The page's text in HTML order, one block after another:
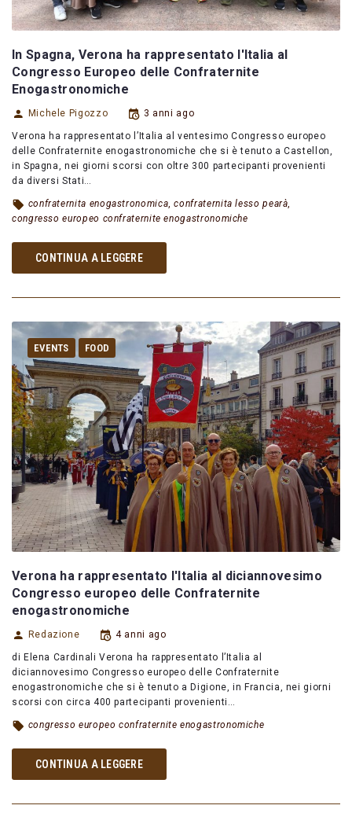
In Spagna, Verona ha rappresentato l'Italia al
Congresso Europeo delle Confraternite
Enogastronomiche
Michele Pigozzo 3 anni ago
Verona ha rappresentato l’Italia al ventesimo Congresso europeo
delle Confraternite enogastronomiche che si è tenuto a Castellon,
in Spagna, nei giorni scorsi con oltre 300 partecipanti provenienti
da diversi Stati…
confraternita enogastronomica,confraternita lesso pearà,
congresso europeo confraternite enogastronomiche
CONTINUA A LEGGERE
EVENTS FOOD
Verona ha rappresentato l'Italia al diciannovesimo
Congresso europeo delle Confraternite
enogastronomiche
Redazione 4 anni ago
di Elena Cardinali Verona ha rappresentato l’Italia al
diciannovesimo Congresso europeo delle Confraternite
enogastronomiche che si è tenuto a Digione, in Francia, nei giorni
scorsi con circa 400 partecipanti provenienti…
congresso europeo confraternite enogastronomiche
CONTINUA A LEGGERE